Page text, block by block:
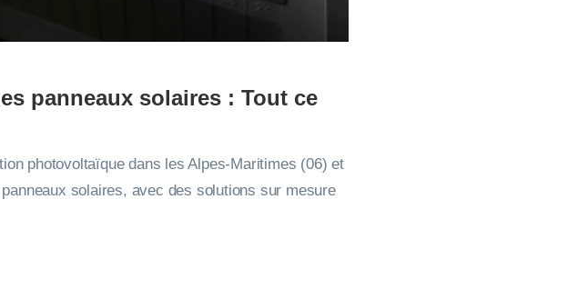
panneaux solaires : Tout ce
photovoltaïque dans les Alpes-Maritimes (06) et
solaires, avec des solutions sur mesure